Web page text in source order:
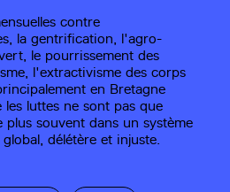
contre
la gentrification, l'agro-
le pourrissement des
l'extractivisme des corps
en Bretagne
les luttes ne sont pas que
plus souvent dans un système
délétère et injuste.